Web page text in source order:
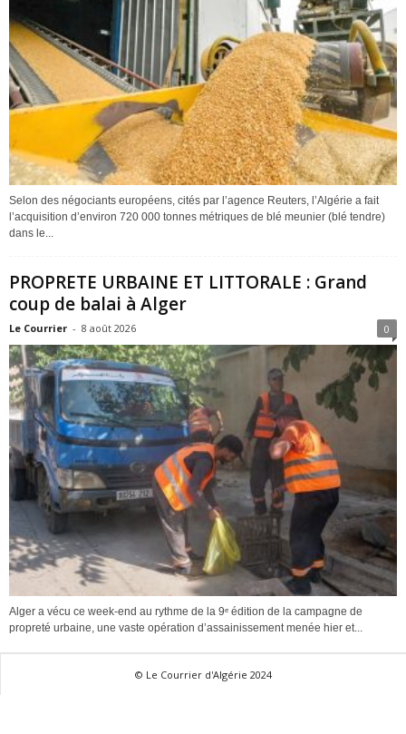
Selon des négociants européens, cités par l’agence Reuters, l’Algérie a fait
l’acquisition d’environ 720 000 tonnes métriques de blé meunier (blé tendre)
dans le...
PROPRETE URBAINE ET LITTORALE : Grand
coup de balai à Alger
Le Courrier - 8 août 2026 0
Alger a vécu ce week-end au rythme de la 9ᵉ édition de la campagne de
propreté urbaine, une vaste opération d’assainissement menée hier et...
© Le Courrier d'Algérie 2024